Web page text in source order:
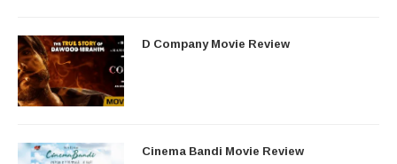
D Company Movie Review
Cinema Bandi Movie Review